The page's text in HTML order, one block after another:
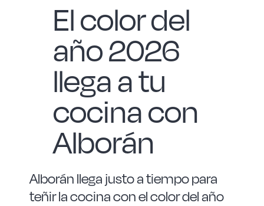
El color del
año 2026
llega a tu
cocina con
Alborán
Alborán llega justo a tiempo para
teñir la cocina con el color del año